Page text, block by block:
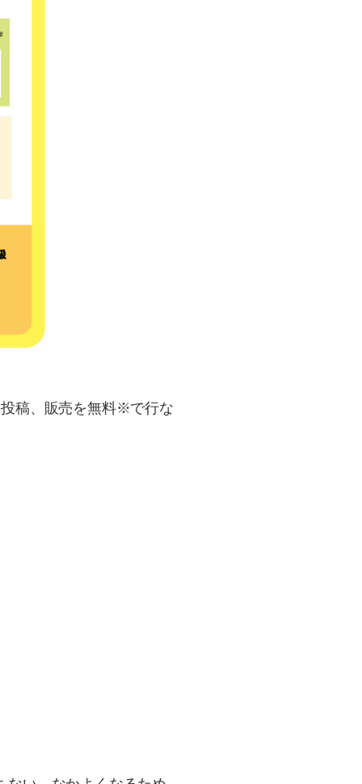
稿、販売を無料※で行な